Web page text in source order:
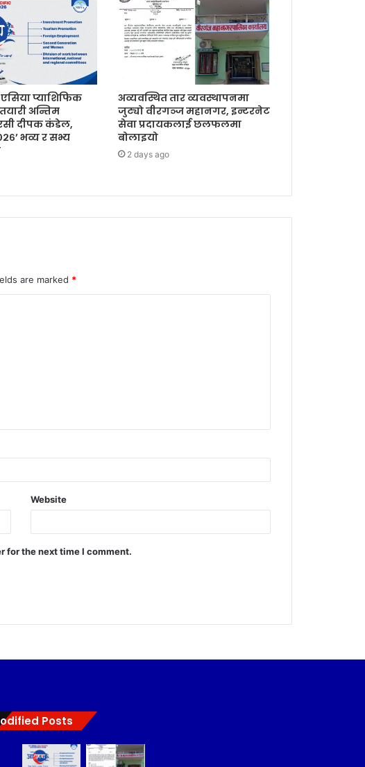
प्याशिफिक
अन्तिम
दीपक कंडेल,
भव्य र सभ्य
अव्यवस्थित तार व्यवस्थापनमा
जुट्यो वीरगञ्ज महानगर, इन्टरनेट
सेवा प्रदायकलाई छलफलमा
बोलाइयो
2 days ago
are marked *
Website
for the next time I comment.
Posts